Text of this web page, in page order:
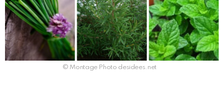
© Montage Photo desidees.net